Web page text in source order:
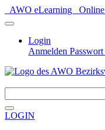
AWO eLearning
Login
Anmelden Passwort
LOGIN